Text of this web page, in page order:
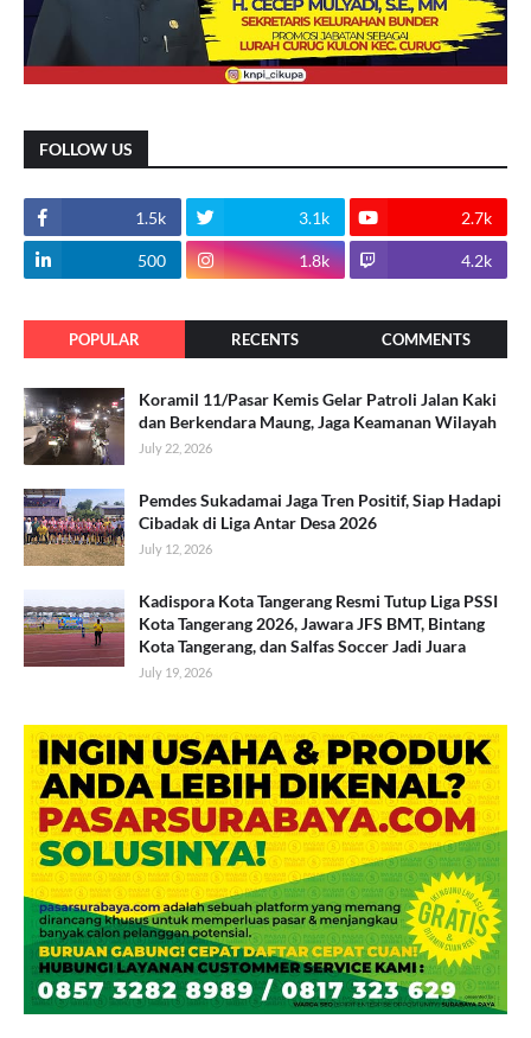
FOLLOW US
1.5k 3.1k 2.7k
500 1.8k 4.2k
POPULAR RECENTS COMMENTS
Koramil 11/Pasar Kemis Gelar Patroli Jalan Kaki
dan Berkendara Maung, Jaga Keamanan Wilayah
July 22, 2026
Pemdes Sukadamai Jaga Tren Positif, Siap Hadapi
Cibadak di Liga Antar Desa 2026
July 12, 2026
Kadispora Kota Tangerang Resmi Tutup Liga PSSI
Kota Tangerang 2026, Jawara JFS BMT, Bintang
Kota Tangerang, dan Salfas Soccer Jadi Juara
July 19, 2026